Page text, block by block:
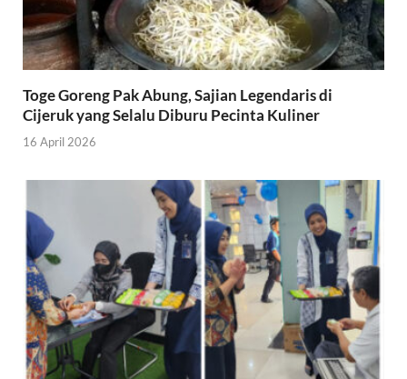
Toge Goreng Pak Abung, Sajian Legendaris di
Cijeruk yang Selalu Diburu Pecinta Kuliner
16 April 2026